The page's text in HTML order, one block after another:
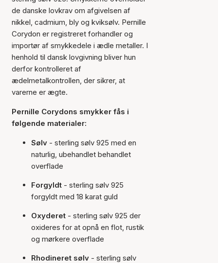
de danske lovkrav om afgivelsen af
nikkel, cadmium, bly og kviksølv. Pernille
Corydon er registreret forhandler og
importør af smykkedele i ædle metaller. I
henhold til dansk lovgivning bliver hun
derfor kontrolleret af
ædelmetalkontrollen, der sikrer, at
varerne er ægte.
Pernille Corydons smykker fås i
følgende materialer:
Sølv - sterling sølv 925 med en
naturlig, ubehandlet behandlet
overflade
Forgyldt - sterling sølv 925
forgyldt med 18 karat guld
Oxyderet - sterling sølv 925 der
oxideres for at opnå en flot, rustik
og mørkere overflade
Rhodineret sølv - sterling sølv